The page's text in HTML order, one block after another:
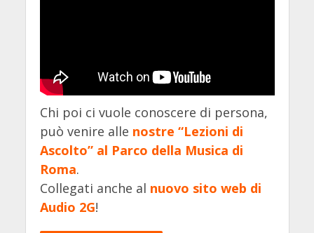
Chi poi ci vuole conoscere di persona,
può venire alle nostre “Lezioni di
Ascolto” al Parco della Musica di
Roma.
Collegati anche al nuovo sito web di
Audio 2G!